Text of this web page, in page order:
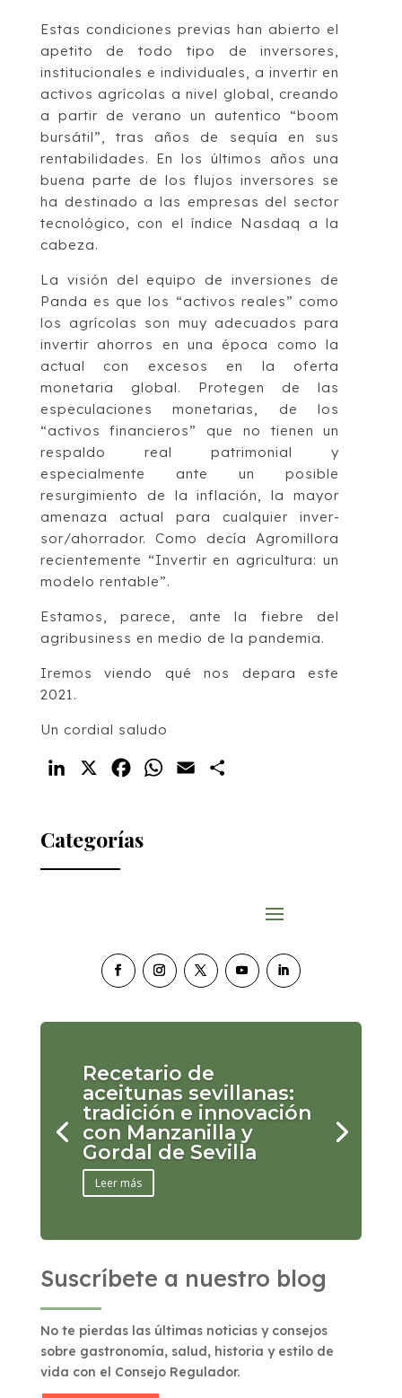
Estas condiciones previas han abierto el
apetito de todo tipo de inversores,
institucionales e individuales, a invertir en
activos agrícolas a nivel global, creando
a partir de verano un autentico “boom
bursátil”, tras años de sequía en sus
rentabilidades. En los últimos años una
buena parte de los flujos inversores se
ha destinado a las empresas del sector
tecnológico, con el ín­dice Nasdaq a la
cabeza.
La visión del equipo de inversiones de
Panda es que los “activos reales” como
los agrícolas son muy adecuados para
invertir ahorros en una época como la
actual con excesos en la oferta
monetaria global. Protegen de las
especulaciones monetarias, de los
“activos financieros” que no tienen un
respaldo real patrimonial y
especialmente ante un posible
resurgimiento de la inflación, la mayor
amenaza actual para cualquier in­ver­
sor/ahorrador. Como decía Agro­mi­llora
re­cientemente “Invertir en agricultura: un
mo­delo rentable”.
Estamos, parece, ante la fiebre del
agribusiness en medio de la pandemia.
Iremos viendo qué nos depara este
2021.
Un cordial saludo
LinkedIn FacebookWhatsApp
Email
Categorías
Recetario de
aceitunas sevillanas:
tradición e innovación
con Manzanilla y
Gordal de Sevilla
Leer más
Suscríbete a nuestro blog
No te pierdas las últimas noticias y consejos
sobre gastronomía, salud, historia y estilo de
vida con el Consejo Regulador.